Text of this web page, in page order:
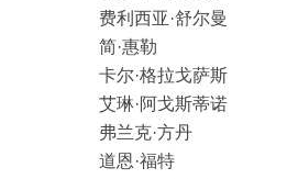
费利西亚·舒尔曼
简·惠勒
卡尔·格拉戈萨斯
艾琳·阿戈斯蒂诺
弗兰克·方丹
道恩·福特